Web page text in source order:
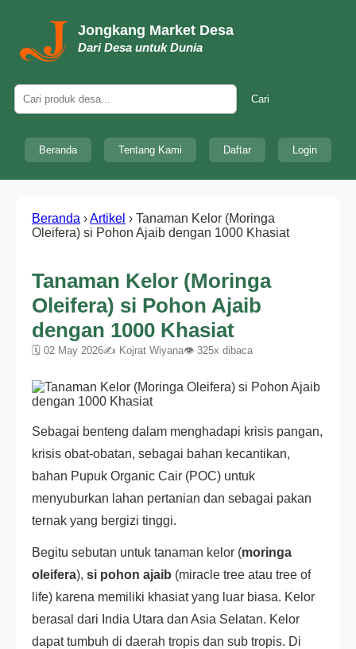
Jongkang Market Desa
Dari Desa untuk Dunia
Cari
Beranda Tentang Kami Daftar Login
Beranda ›Artikel › Tanaman Kelor (Moringa
Oleifera) si Pohon Ajaib dengan 1000 Khasiat
Tanaman Kelor (Moringa
Oleifera) si Pohon Ajaib
dengan 1000 Khasiat
🗓 02 May 2026✍ Kojrat Wiyana👁 325x dibaca
Sebagai benteng dalam menghadapi krisis pangan,
krisis obat-obatan, sebagai bahan kecantikan,
bahan Pupuk Organic Cair (POC) untuk
menyuburkan lahan pertanian dan sebagai pakan
ternak yang bergizi tinggi.
Begitu sebutan untuk tanaman kelor (moringa
oleifera), si pohon ajaib (miracle tree atau tree of
life) karena memiliki khasiat yang luar biasa. Kelor
berasal dari India Utara dan Asia Selatan. Kelor
dapat tumbuh di daerah tropis dan sub tropis. Di